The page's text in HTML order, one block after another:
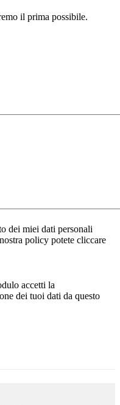
il prima possibile.
dei miei dati personali
policy potete cliccare
accetti la
dei tuoi dati da questo